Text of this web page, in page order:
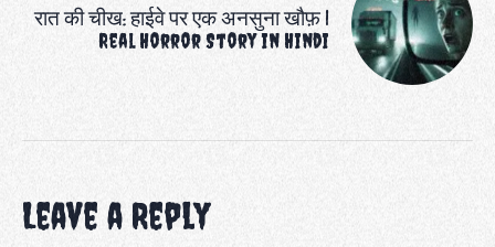
रात की चीख: हाईवे पर एक अनसुना खौफ़ |
Real Horror Story in Hindi
Leave a Reply